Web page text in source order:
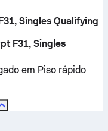
Singles Qualifying
F31, Singles
em Piso rápido